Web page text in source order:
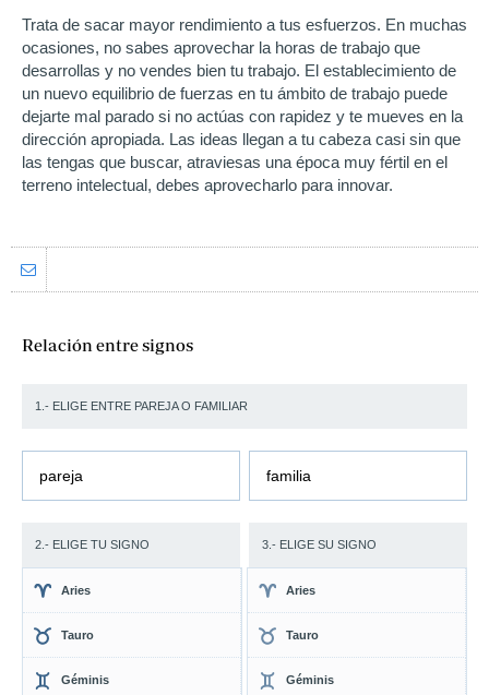
Trata de sacar mayor rendimiento a tus esfuerzos. En muchas
ocasiones, no sabes aprovechar la horas de trabajo que
desarrollas y no vendes bien tu trabajo. El establecimiento de
un nuevo equilibrio de fuerzas en tu ámbito de trabajo puede
dejarte mal parado si no actúas con rapidez y te mueves en la
dirección apropiada. Las ideas llegan a tu cabeza casi sin que
las tengas que buscar, atraviesas una época muy fértil en el
terreno intelectual, debes aprovecharlo para innovar.
Relación entre signos
1.- ELIGE ENTRE PAREJA O FAMILIAR
pareja familia
2.- ELIGE TU SIGNO 3.- ELIGE SU SIGNO
Aries
Tauro
Géminis
Aries
Tauro
Géminis